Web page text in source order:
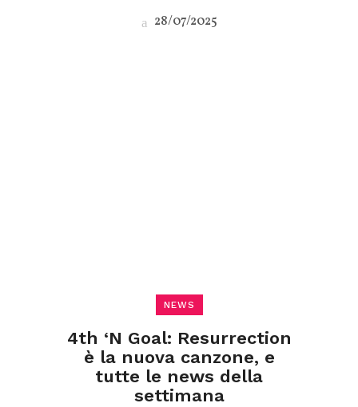
28/07/2025
NEWS
4th ‘N Goal: Resurrection
è la nuova canzone, e
tutte le news della
settimana